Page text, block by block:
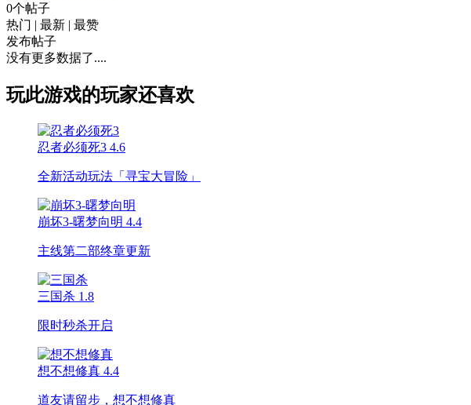
0个帖子
热门 | 最新 | 最赞
发布帖子
没有更多数据了....
玩此游戏的玩家还喜欢
忍者必须死3 4.6
全新活动玩法「寻宝大冒险」
崩坏3-曙梦向明 4.4
主线第二部终章更新
三国杀 1.8
限时秒杀开启
想不想修真 4.4
道友请留步，想不想修真